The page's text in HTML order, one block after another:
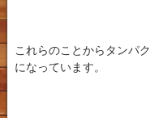
これらのことからタンパ
になっています。